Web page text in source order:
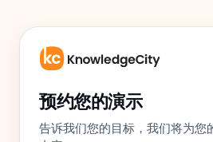
预约您的演示
告诉我们您的目标，我们将为您